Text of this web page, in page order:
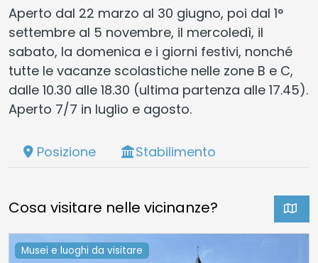
Aperto dal 22 marzo al 30 giugno, poi dal 1°
settembre al 5 novembre, il mercoledì, il
sabato, la domenica e i giorni festivi, nonché
tutte le vacanze scolastiche nelle zone B e C,
dalle 10.30 alle 18.30 (ultima partenza alle 17.45).
Aperto 7/7 in luglio e agosto.
Posizione Stabilimento
Cosa visitare nelle vicinanze?
Musei e luoghi da visitare